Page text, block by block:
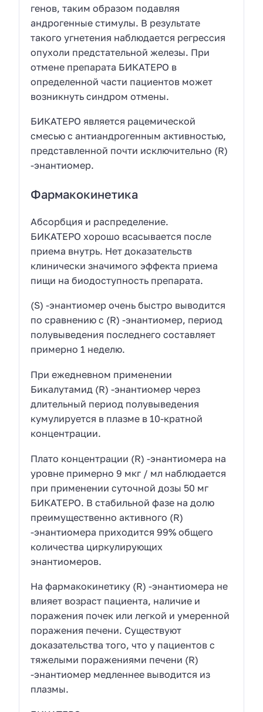
генов, таким образом подавляя
андрогенные стимулы. В результате
такого угнетения наблюдается регрессия
опухоли предстательной железы. При
отмене препарата БИКАТЕРО в
определенной части пациентов может
возникнуть синдром отмены.
БИКАТЕРО является рацемической
смесью с антиандрогенным активностью,
представленной почти исключительно (R)
-энантиомер.
Фармакокинетика
Абсорбция и распределение.
БИКАТЕРО хорошо всасывается после
приема внутрь. Нет доказательств
клинически значимого эффекта приема
пищи на биодоступность препарата.
(S) -энантиомер очень быстро выводится
по сравнению с (R) -энантиомер, период
полувыведения последнего составляет
примерно 1 неделю.
При ежедневном применении
Бикалутамид (R) -энантиомер через
длительный период полувыведения
кумулируется в плазме в 10-кратной
концентрации.
Плато концентрации (R) -энантиомера на
уровне примерно 9 мкг / мл наблюдается
при применении суточной дозы 50 мг
БИКАТЕРО. В стабильной фазе на долю
преимущественно активного (R)
-энантиомера приходится 99% общего
количества циркулирующих
энантиомеров.
На фармакокинетику (R) -энантиомера не
влияет возраст пациента, наличие и
поражения почек или легкой и умеренной
поражения печени. Существуют
доказательства того, что у пациентов с
тяжелыми поражениями печени (R)
-энантиомер медленнее выводится из
плазмы.